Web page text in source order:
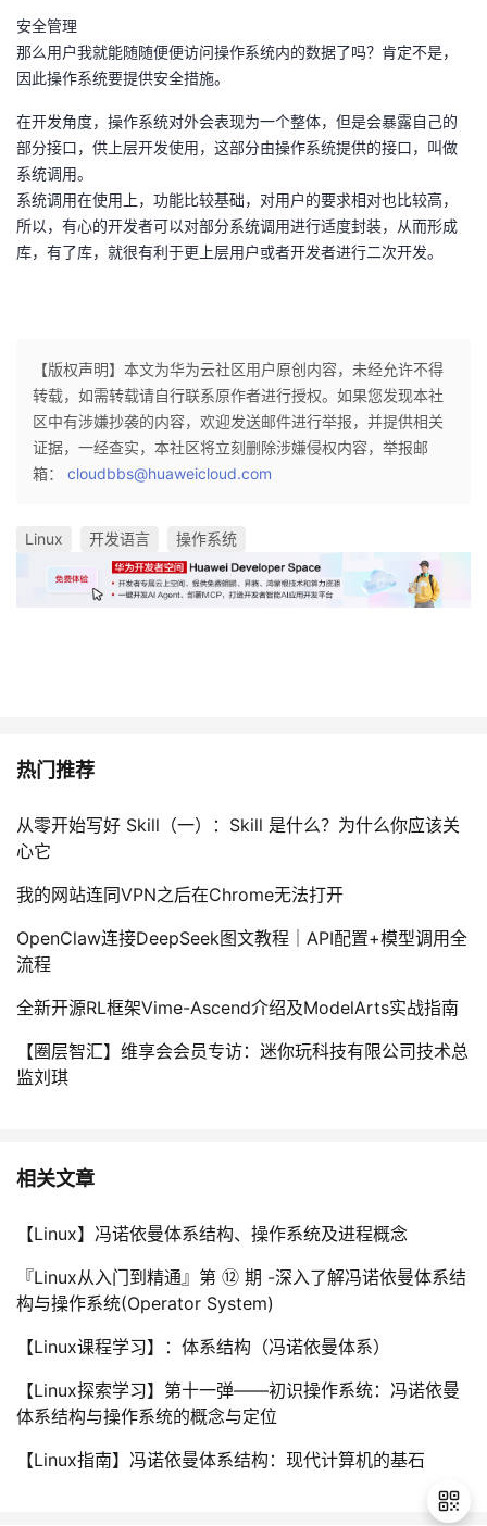
安全管理
那么用户我就能随随便便访问操作系统内的数据了吗？肯定不是，
因此操作系统要提供安全措施。
在开发⻆度，操作系统对外会表现为⼀个整体，但是会暴露自己的
部分接⼝，供上层开发使⽤，这部分由操作系统提供的接口，叫做
系统调用。
系统调⽤在使⽤上，功能⽐较基础，对用户的要求相对也⽐较⾼，
所以，有⼼的开发者可以对部分系统调⽤进⾏适度封装，从⽽形成
库，有了库，就很有利于更上层用户或者开发者进行二次开发。
【版权声明】本文为华为云社区用户原创内容，未经允许不得
转载，如需转载请自行联系原作者进行授权。如果您发现本社
区中有涉嫌抄袭的内容，欢迎发送邮件进行举报，并提供相关
证据，一经查实，本社区将立刻删除涉嫌侵权内容，举报邮
箱： cloudbbs@huaweicloud.com
Linux 开发语言 操作系统
热门推荐
从零开始写好 Skill（一）：Skill 是什么？为什么你应该关
心它
我的网站连同VPN之后在Chrome无法打开
OpenClaw连接DeepSeek图文教程｜API配置+模型调用全
流程
全新开源RL框架Vime-Ascend介绍及ModelArts实战指南
【圈层智汇】维享会会员专访：迷你玩科技有限公司技术总
监刘琪
相关文章
【Linux】冯诺依曼体系结构、操作系统及进程概念
『Linux从入门到精通』第 ⑫ 期 -深入了解冯诺依曼体系结
构与操作系统(Operator System)
【Linux课程学习】：体系结构（冯诺依曼体系）
【Linux探索学习】第十一弹——初识操作系统：冯诺依曼
体系结构与操作系统的概念与定位
【Linux指南】冯诺依曼体系结构：现代计算机的基石